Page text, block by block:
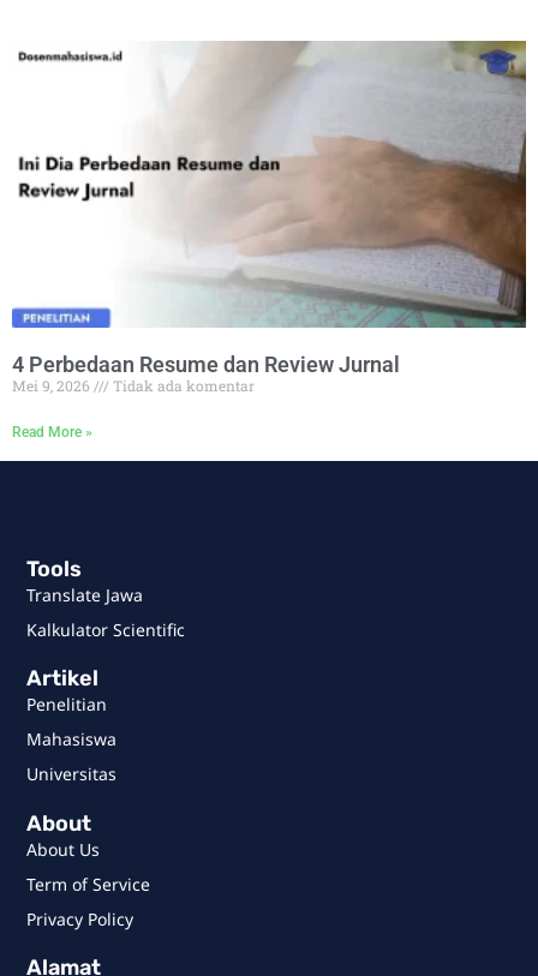
4 Perbedaan Resume dan Review Jurnal
Mei 9, 2026 Tidak ada komentar
Read More »
Tools
Translate Jawa
Kalkulator Scientific
Artikel
Penelitian
Mahasiswa
Universitas
About
About Us
Term of Service
Privacy Policy
Alamat